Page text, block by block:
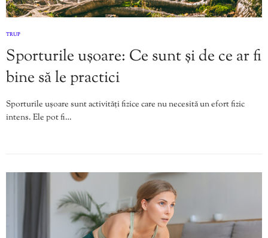
TRUP
Sporturile ușoare: Ce sunt și de ce ar fi
bine să le practici
Sporturile ușoare sunt activități fizice care nu necesită un efort fizic
intens. Ele pot fi…